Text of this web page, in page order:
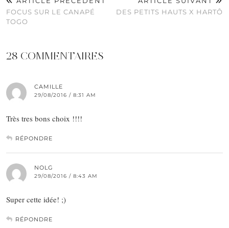
FOCUS SUR LE CANAPÉ
TOGO
DES PETITS HAUTS X HARTÔ
28 COMMENTAIRES
CAMILLE
29/08/2016 / 8:31 AM
Très tres bons choix !!!!
RÉPONDRE
NOLG
29/08/2016 / 8:43 AM
Super cette idée! ;)
RÉPONDRE